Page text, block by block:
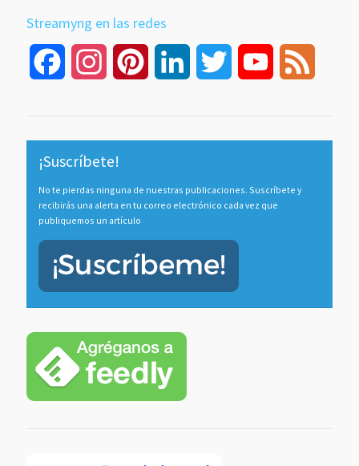
Streamyng en las redes
Facebook InstagramPinterest LinkedIn Twitter YouTube
¡Suscríbete!
No te pierdas ninguna de nuestras publicaciones. Suscríbete y
recibirás una alerta en tu correo electrónico cada vez que
publiquemos un artículo